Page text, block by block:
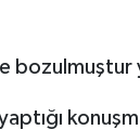
bozulmuştur